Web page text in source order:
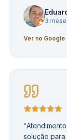
3
Ver no Google
"
solução para